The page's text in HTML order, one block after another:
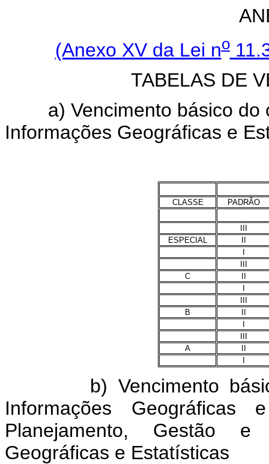
(Anexo XV da Lei no
TABELAS DE
a) Vencimento básico do
Informações Geográficas e
CLASSE PADRÃO
III
ESPECIAL
II
I
III
C
II
I
III
B
II
I
III
A
II
I
b) Vencimento básico
Informações
Planejamento, Gestão e
Geográficas e Estatísticas